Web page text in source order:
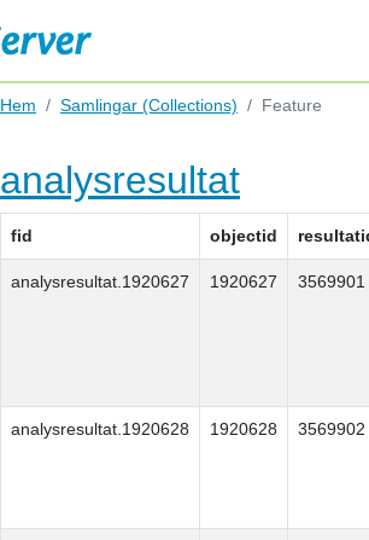
Hem Samlingar (Collections) Feature
analysresultat
fid objectid
analysresultat.1920627 1920627 3569901
analysresultat.1920628 1920628 3569902